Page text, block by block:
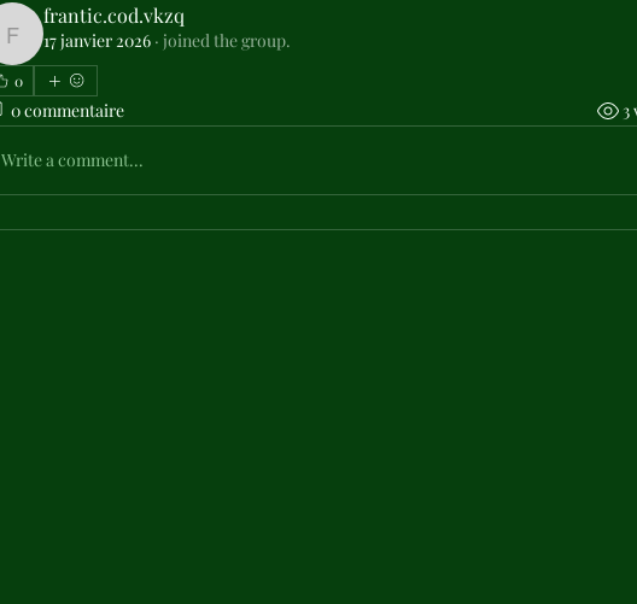
frantic.cod.vkzq
frantic.cod.vkzq
17 janvier 2026 · joined the group.
0
0 commentaire 3
Write a comment...